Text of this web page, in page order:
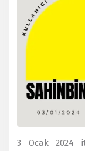
3 Ocak 2024